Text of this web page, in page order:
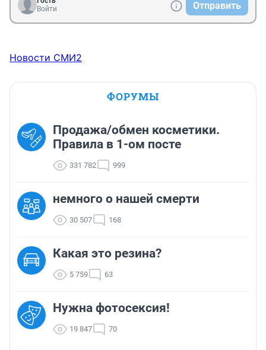
Войти
Отправить
Новости СМИ2
ФОРУМЫ
Продажа/обмен косметики.
Правила в 1-ом посте
331 782 999
немного о нашей смерти
30 507 168
Какая это резина?
5 759 63
Нужна фотосексия!
19 847 70